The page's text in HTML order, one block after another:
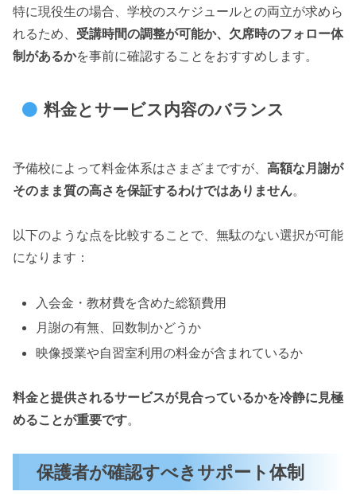
特に現役生の場合、学校のスケジュールとの両立が求めら
れるため、 受講時間の調整が可能か、欠席時のフォロー体
制があるかを事前に確認することをおすすめします。
料金とサービス内容のバランス
予備校によって料金体系はさまざまですが、 高額な月謝が
そのまま質の高さを保証するわけではありません。
以下のような点を比較することで、無駄のない選択が可能
になります：
入会金・教材費を含めた総額費用
月謝の有無、回数制かどうか
映像授業や自習室利用の料金が含まれているか
料金と提供されるサービスが見合っているかを冷静に見極
めることが重要です。
保護者が確認すべきサポート体制